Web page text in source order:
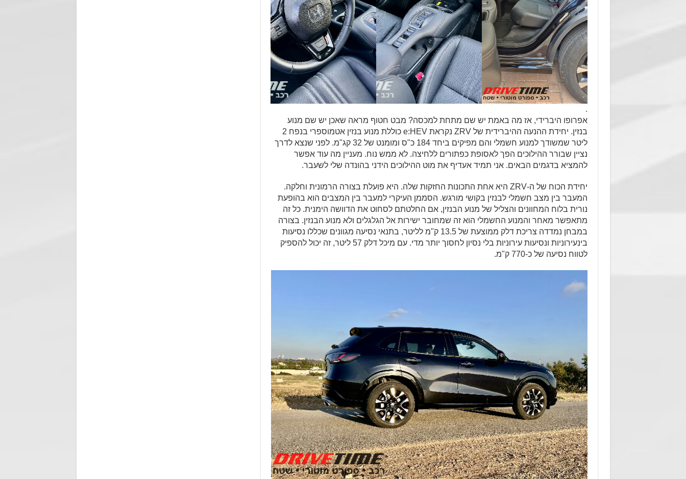
.
אפרופו היברידי, אז מה באמת יש שם מתחת למכסה? מבט חטוף מראה שאכן יש שם מנוע
בנזין. יחידת ההנעה ההיברידית של ZRV נקראת e:HEV כוללת מנוע בנזין אטמוספרי בנפח 2
ליטר שמשודך למנוע חשמלי והם מפיקים ביחד 184 כ"ס ומומנט של 32 קג"מ. לפני שנצא לדרך
נציין שבורר ההילוכים הפך לאסופת כפתורים ללחיצה. לא ממש נוח. מעניין מה עוד אפשר
להמציא בדגמים הבאים. אני תמיד אעדיף את מוט ההילוכים הידני בהונדה שלי לשעבר.
יחידת הכוח של ה-ZRV היא אחת התכונות החזקות שלה. היא פועלת בצורה הרמונית וחלקה.
המעבר בין מצב חשמלי לבנזין בקושי מורגש. הסממן העיקרי למעבר בין המצבים הוא בהופעת
נורית בלוח המחוונים והצליל של מנוע הבנזין, אם החלטתם לסחוט את הדוושה הימנית. כל זה
מתאפשר מאחר והמנוע החשמלי הוא זה שמחובר ישירות אל הגלגלים ולא מנוע הבנזין. בצורה
במבחן נמדדה צריכת דלק ממוצעת של 13.5 ק"מ לליטר, בתנאי נסיעה מגוונים שכללו נסיעות
בינעירוניות ונסיעות עירוניות בלי נסיון לחסוך יותר מדי. עם מיכל דלק 57 ליטר, זה יכול להספיק
לטווח נסיעה של כ-770 ק"מ.